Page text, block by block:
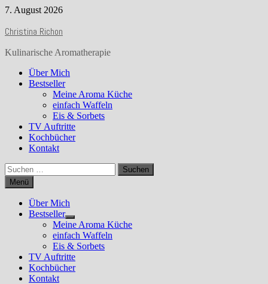
Zurück
Inhalt
7. August 2026
Christina Richon
Kulinarische Aromatherapie
Über Mich
Bestseller
Meine Aroma Küche
einfach Waffeln
Eis & Sorbets
TV Auftritte
Kochbücher
Kontakt
Suchen
nach:
Menü
Über Mich
Bestseller
Show
sub
menu
Meine Aroma Küche
einfach Waffeln
Eis & Sorbets
TV Auftritte
Kochbücher
Kontakt